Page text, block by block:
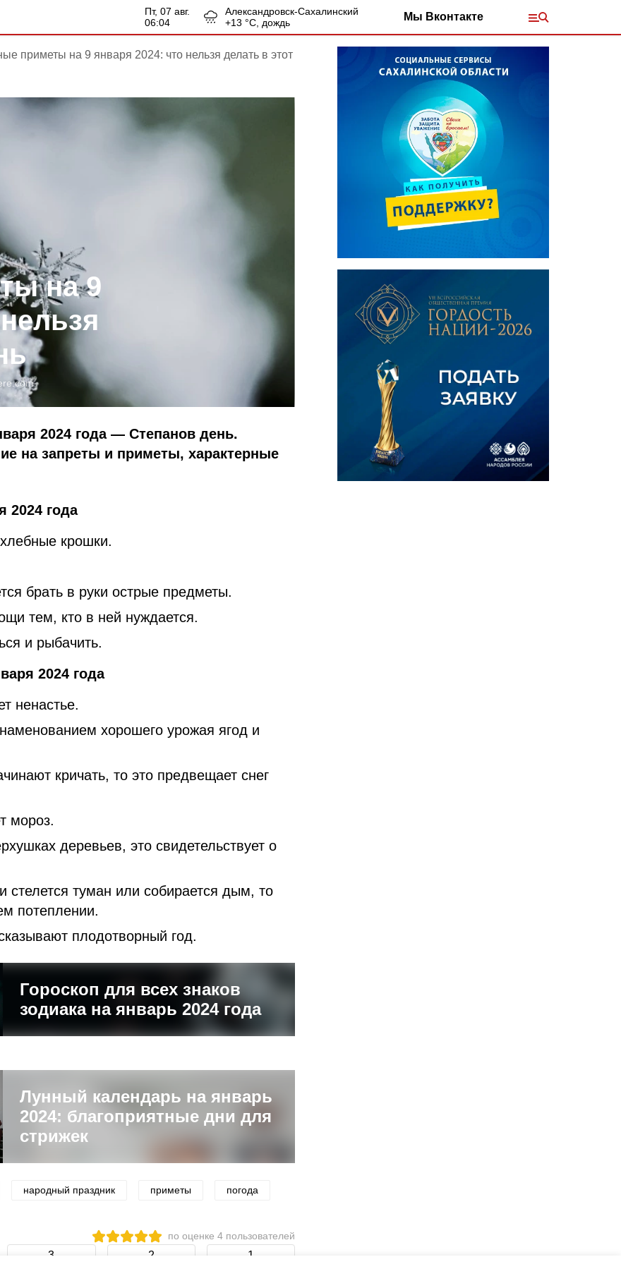
пт, 07 авг.
06:04
Александровск-Сахалинский
+13 °С, дождь Мы Вконтакте
приметы на 9 января 2024: что нельзя делать в этот
на 9
2024 года — Степанов день.
на запреты и приметы, характерные
2024 года
крошки.
брать в руки острые предметы.
тем, кто в ней нуждается.
и рыбачить.
2024 года
ненастье.
хорошего урожая ягод и
кричать, то это предвещает снег
мороз.
деревьев, это свидетельствует о
стелется туман или собирается дым, то
потеплении.
плодотворный год.
Гороскоп для всех знаков
зодиака на январь 2024 года
Лунный календарь на январь
2024: благоприятные дни для
стрижек
народный праздник приметы погода
по оценке 4 пользователей
3 2 1